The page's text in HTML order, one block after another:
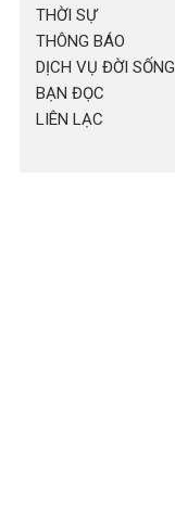
THỜI SỰ
THÔNG BÁO
DỊCH VỤ ĐỜI SỐNG
BẠN ĐỌC
LIÊN LẠC